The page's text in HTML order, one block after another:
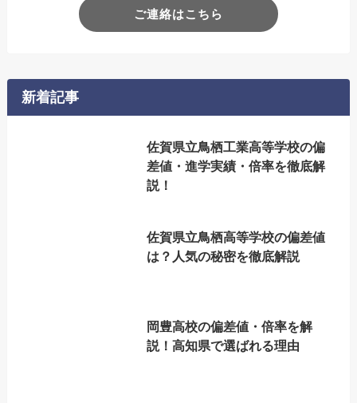
ご連絡はこちら
新着記事
佐賀県立鳥栖工業高等学校の偏
差値・進学実績・倍率を徹底解
説！
佐賀県立鳥栖高等学校の偏差値
は？人気の秘密を徹底解説
岡豊高校の偏差値・倍率を解
説！高知県で選ばれる理由